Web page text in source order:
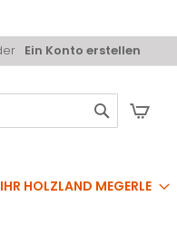
Ein Konto erstellen
IHR HOLZLAND MEGERLE